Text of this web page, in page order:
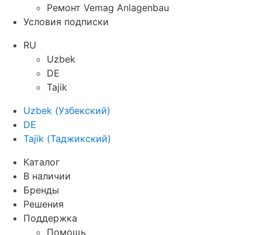
Ремонт Vemag Anlagenbau
Условия подписки
RU
Uzbek
DE
Tajik
Uzbek (Узбекский)
DE
Tajik (Таджикский)
Каталог
В наличии
Бренды
Решения
Поддержка
Помощь